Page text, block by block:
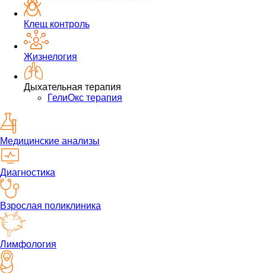
Клещ контроль
Жизнелогия
Дыхательная терапия
ГелиОкс терапия
Медицинские анализы
Диагностика
Взрослая поликлиника
Лимфология